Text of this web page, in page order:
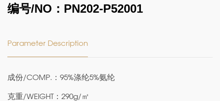
编号/NO：PN202-P52001
Parameter Description
成份/COMP.：95%涤纶5%氨纶
克重/WEIGHT：290g/㎡